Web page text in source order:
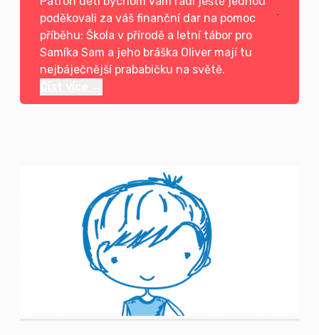
poděkovali za váš finanční dar na pomoc
příběhu: Škola v přírodě a letní tábor pro
Samíka Sam a jeho bráška Oliver mají tu
nejbáječnější prababičku na světě.